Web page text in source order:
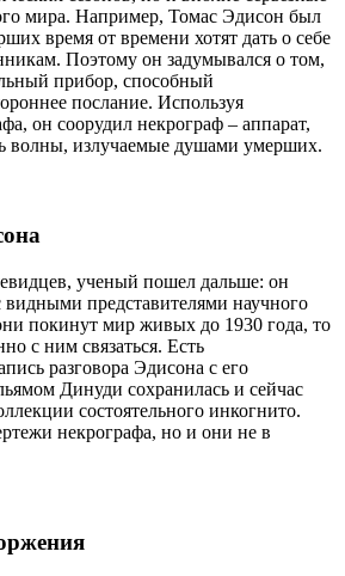
мира. Например, Томас Эдисон был
время от времени хотят дать о себе
Поэтому он задумывался о том,
прибор, способный
послание. Используя
он соорудил некрограф – аппарат,
волны, излучаемые душами умерших.
ученый пошел дальше: он
видными представителями научного
покинут мир живых до 1930 года, то
с ним связаться. Есть
разговора Эдисона с его
Динуди сохранилась и сейчас
состоятельного инкогнито.
некрографа, но и они не в